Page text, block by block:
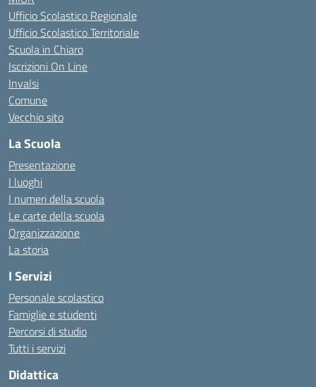
Ufficio Scolastico Regionale
Ufficio Scolastico Territoriale
Scuola in Chiaro
Iscrizioni On Line
Invalsi
Comune
Vecchio sito
La Scuola
Presentazione
I luoghi
I numeri della scuola
Le carte della scuola
Organizzazione
La storia
I Servizi
Personale scolastico
Famiglie e studenti
Percorsi di studio
Tutti i servizi
Didattica